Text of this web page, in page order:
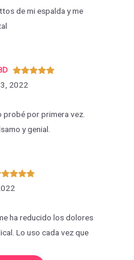
de mi espalda y me
Valorado
con
2022
probé por primera vez.
y genial.
5de 5
ha reducido los dolores
Lo uso cada vez que